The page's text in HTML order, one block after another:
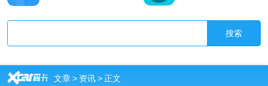
搜索
R 文章> 资讯>正文